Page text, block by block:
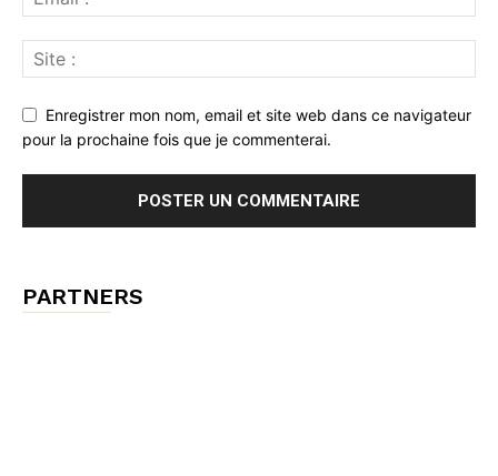
Enregistrer mon nom, email et site web dans ce navigateur
pour la prochaine fois que je commenterai.
PARTNERS